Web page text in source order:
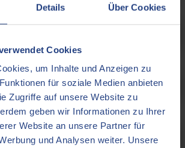
Details Über Cookies
Cookies
um Inhalte und Anzeigen zu
für soziale Medien anbieten
Zugriffe auf unsere Website zu
geben wir Informationen zu Ihrer
Website an unsere Partner für
und Analysen weiter. Unsere
& Waschen
?
& Kontakt –
wir Ihnen helfen?
?